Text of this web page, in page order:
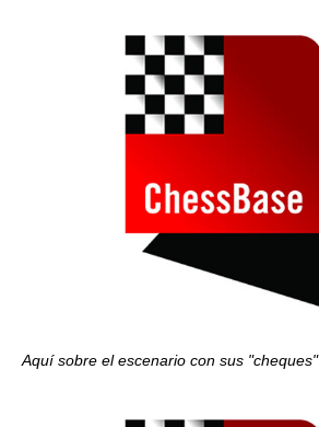
Aquí sobre el escenario con sus "cheques"